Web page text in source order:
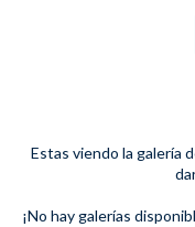
Estas viendo la galería
¡No hay galerías